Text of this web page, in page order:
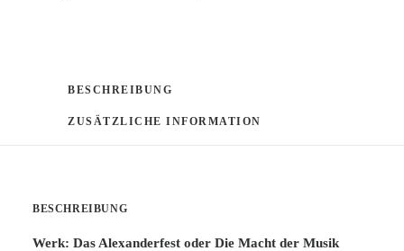
BESCHREIBUNG
ZUSÄTZLICHE INFORMATION
BESCHREIBUNG
Werk: Das Alexanderfest oder Die Macht der Musik